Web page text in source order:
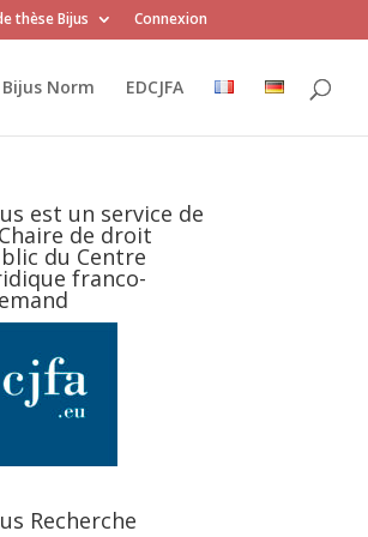
thèse Bijus Connexion
Bijus Norm EDCJFA
est un service de
de droit
du Centre
franco-
Recherche